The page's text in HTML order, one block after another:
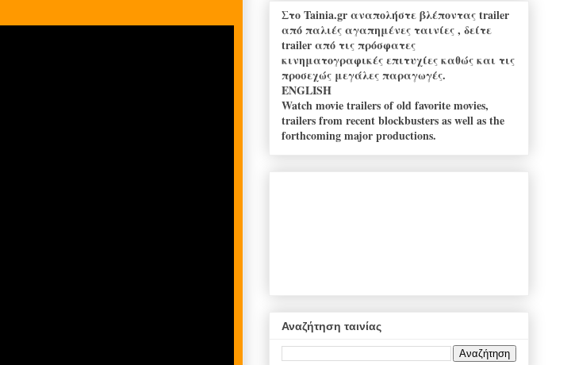
Στο Tainia.gr αναπολήστε βλέποντας trailer
από παλιές αγαπημένες ταινίες , δείτε
trailer από τις πρόσφατες
κινηματογραφικές επιτυχίες καθώς και τις
προσεχώς μεγάλες παραγωγές.
ENGLISH
Watch movie trailers of old favorite movies,
trailers from recent blockbusters as well as the
forthcoming major productions.
Αναζήτηση ταινίας